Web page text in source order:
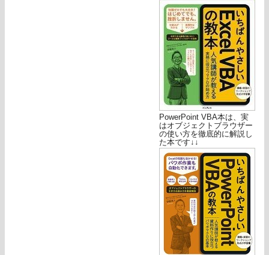
PowerPoint VBA本は、実
はオブジェクトブラウザー
の使い方を徹底的に解説し
た本です↓↓